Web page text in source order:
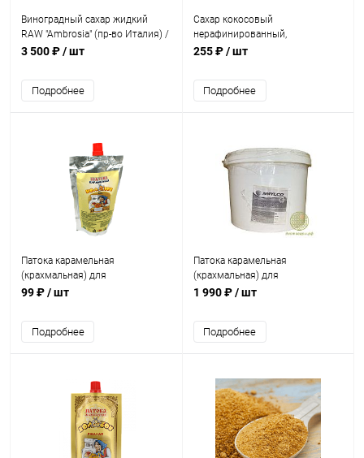
Виноградный сахар жидкий
RAW "Ambrosia" (пр-во Италия) /
5 кг
3 500 ₽/ шт
Подробнее
Сахар кокосовый
нерафинированный,
органический "Bionova" / 200 г
255 ₽/ шт
Подробнее
Патока карамельная
(крахмальная) для
кондитерского производства /
99 ₽/ шт
Подробнее
Патока карамельная
(крахмальная) для
кондитерского производства /
1 990 ₽/ шт
Подробнее